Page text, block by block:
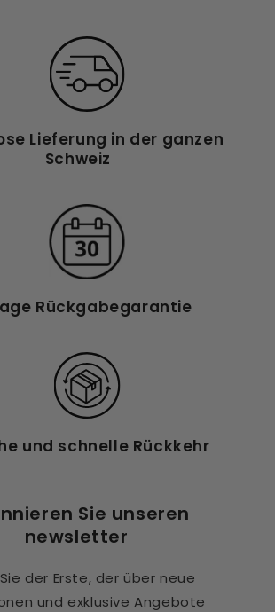
Lieferung in der ganzen
Schweiz
Rückgabegarantie
und schnelle Rückkehr
Sie unseren
newsletter
der Erste, der über neue
und exklusive Angebote